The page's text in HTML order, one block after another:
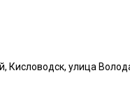
Кисловодск, улица